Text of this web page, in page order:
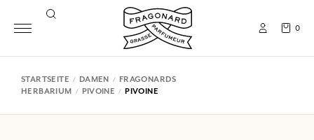
0
STARTSEITE DAMEN
FRAGONARDS
HERBARIUM
PIVOINE PIVOINE